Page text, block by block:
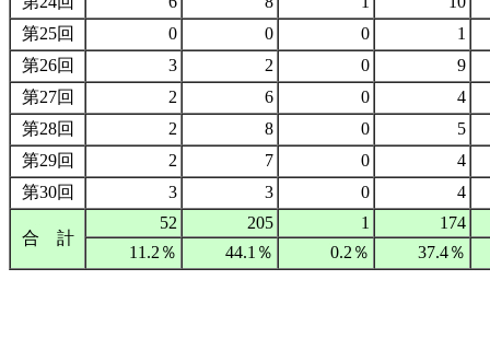
第25回
0 0 0
1
第26回
3 2 0
9
第27回
2 6 0
4
第28回
2 8 0
5
第29回
2 7 0
4
第30回
3 3 0 4
合 計
52 205 1
174
11.2％
44.1％ 0.2％ 37.4％